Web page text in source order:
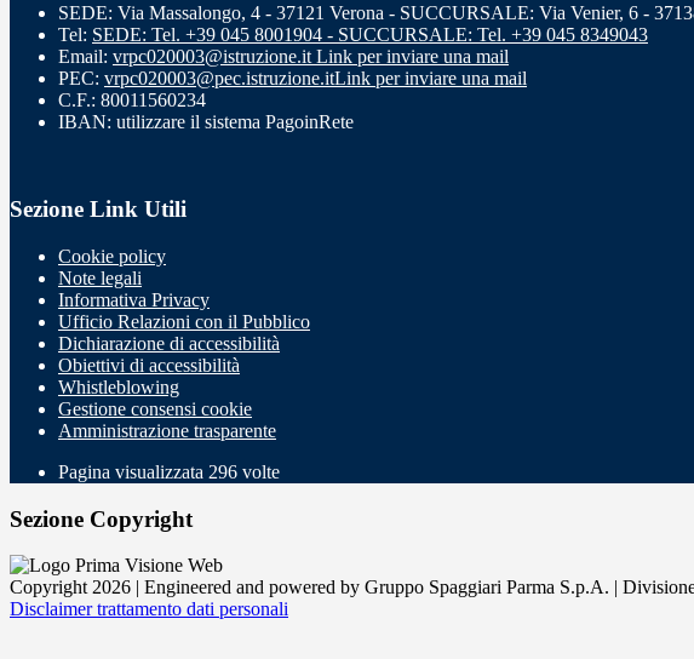
SEDE: Via Massalongo, 4 - 37121 Verona - SUCCURSALE: Via Venier, 6 -
Tel: SEDE: Tel. +39 045 8001904 - SUCCURSALE: Tel. +39 045 8349043
Email: vrpc020003@istruzione.it Link per inviare una mail
PEC: vrpc020003@pec.istruzione.itLink per inviare una mail
C.F.: 80011560234
IBAN: utilizzare il sistema PagoinRete
Sezione Link Utili
Cookie policy
Note legali
Informativa Privacy
Ufficio Relazioni con il Pubblico
Dichiarazione di accessibilità
Obiettivi di accessibilità
Whistleblowing
Gestione consensi cookie
Amministrazione trasparente
Pagina visualizzata 296 volte
Sezione Copyright
Copyright 2026 | Engineered and powered by Gruppo Spaggiari Parma S.p.A. |
Disclaimer trattamento dati personali